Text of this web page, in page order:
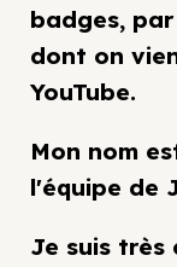
badges,
dont on
YouTube.
Mon nom
l'équipe de
Je suis très